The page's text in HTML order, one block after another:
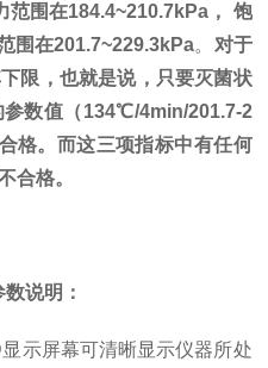
围在184.4~210.7kPa， 饱
围在201.7~229.3kPa。 对于
限，也就是说，只要灭菌状
数值（134℃/4min/201.7-2
格。而这三项指标中有任何
合格。
说明：
显示屏幕可清晰显示仪器所处